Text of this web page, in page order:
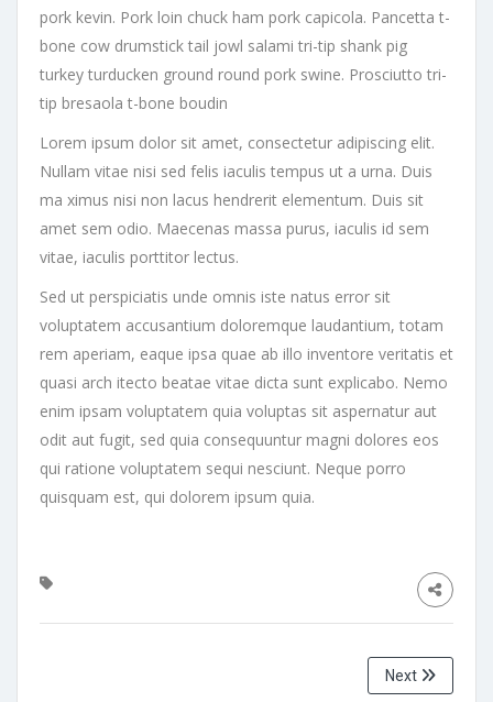
pork kevin. Pork loin chuck ham pork capicola. Pancetta t-
bone cow drumstick tail jowl salami tri-tip shank pig
turkey turducken ground round pork swine. Prosciutto tri-
tip bresaola t-bone boudin
Lorem ipsum dolor sit amet, consectetur adipiscing elit.
Nullam vitae nisi sed felis iaculis tempus ut a urna. Duis
ma ximus nisi non lacus hendrerit elementum. Duis sit
amet sem odio. Maecenas massa purus, iaculis id sem
vitae, iaculis porttitor lectus.
Sed ut perspiciatis unde omnis iste natus error sit
voluptatem accusantium doloremque laudantium, totam
rem aperiam, eaque ipsa quae ab illo inventore veritatis et
quasi arch itecto beatae vitae dicta sunt explicabo. Nemo
enim ipsam voluptatem quia voluptas sit aspernatur aut
odit aut fugit, sed quia consequuntur magni dolores eos
qui ratione voluptatem sequi nesciunt. Neque porro
quisquam est, qui dolorem ipsum quia.
Next